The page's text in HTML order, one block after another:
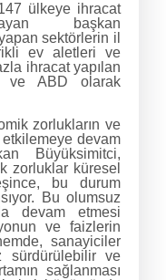
ülkeye ihracat
başkan
sektörlerin il
ev aletleri ve
ihracat yapılan
ve ABD olarak
zorlukların ve
devam
Büyüksimitci,
zorluklar küresel
bu durum
Bu olumsuz
devam etmesi
ve faizlerin
sanayiciler
sürdürülebilir ve
sağlanması